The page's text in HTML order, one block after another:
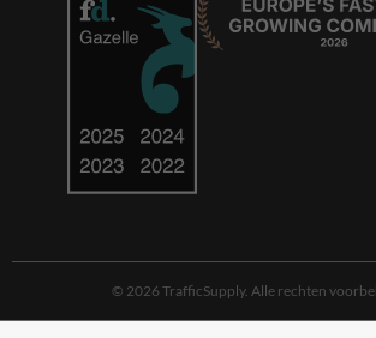
© 2026 TrafficSupply. Alle rechten